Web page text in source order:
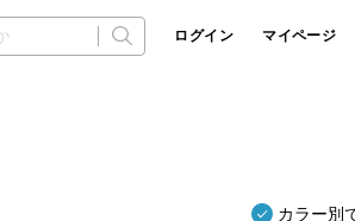
ログイン マイページ
カラー別